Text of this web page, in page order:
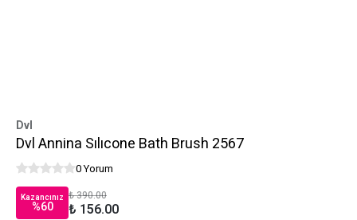
Dvl
Dvl Annina Sılıcone Bath Brush 2567
0 Yorum
Kazancınız
%60
₺ 390.00
₺ 156.00